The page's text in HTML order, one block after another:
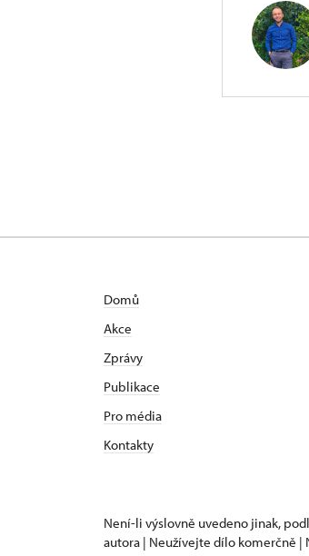
Domů
Akce
Zprávy
Publikace
Pro média
Kontakty
Není-li výslovně uvedeno jinak,
autora | Neužívejte dílo komerčně |